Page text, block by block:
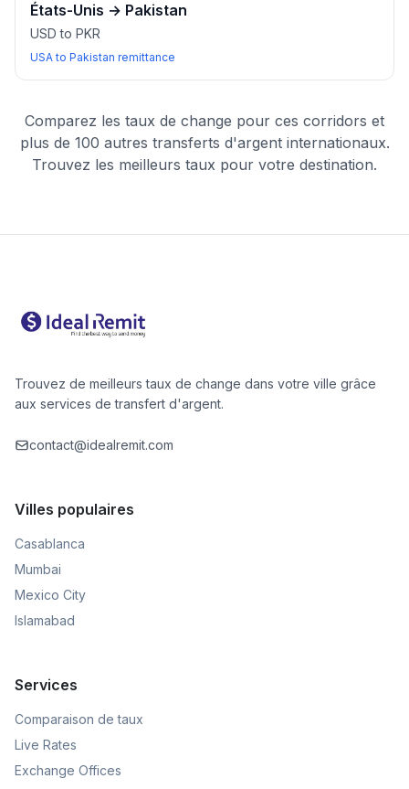
États-Unis → Pakistan
USD to PKR
USA to Pakistan remittance
Comparez les taux de change pour ces corridors et
plus de 100 autres transferts d'argent internationaux.
Trouvez les meilleurs taux pour votre destination.
Trouvez de meilleurs taux de change dans votre ville grâce
aux services de transfert d'argent.
contact@idealremit.com
Villes populaires
Casablanca
Mumbai
Mexico City
Islamabad
Services
Comparaison de taux
Live Rates
Exchange Offices